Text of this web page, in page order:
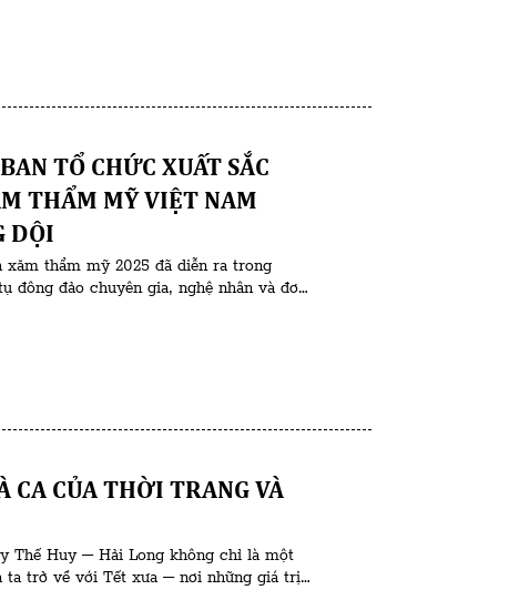
TỔ CHỨC XUẤT SẮC
DỘI
xăm thẩm mỹ 2025 đã diễn ra trong
đông đảo chuyên gia, nghệ nhân và đơn
CA CỦA THỜI TRANG VÀ
Thế Huy – Hải Long không chỉ là một
ta trở về với Tết xưa – nơi những giá trị